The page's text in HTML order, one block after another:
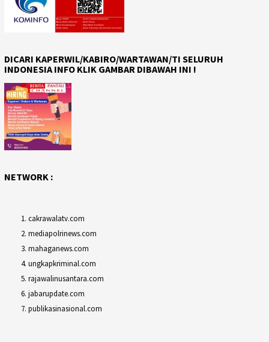
DICARI KAPERWIL/KABIRO/WARTAWAN/TI SELURUH
INDONESIA INFO KLIK GAMBAR DIBAWAH INI !
NETWORK :
cakrawalatv.com
mediapolrinews.com
mahaganews.com
ungkapkriminal.com
rajawalinusantara.com
jabarupdate.com
publikasinasional.com